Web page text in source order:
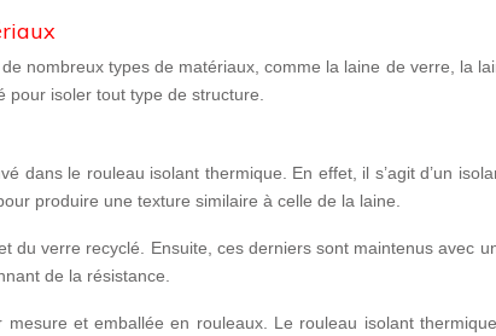
nombreux types de matériaux, comme la laine de verre, la
isoler tout type de structure.
dans le rouleau isolant thermique. En effet, il s’agit d’un
produire une texture similaire à celle de la laine.
du verre recyclé . Ensuite, ces derniers sont maintenus avec
de la résistance.
mesure et emballée en rouleaux. Le rouleau isolant